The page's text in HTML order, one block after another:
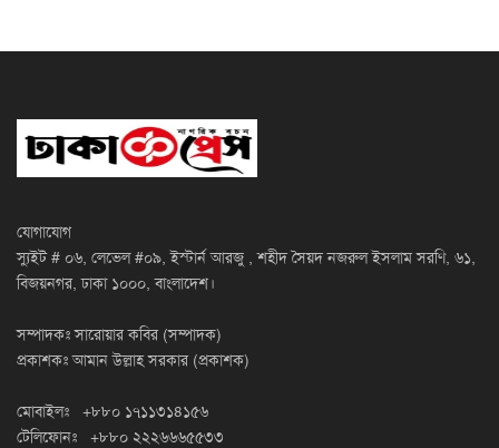
যোগাযোগ
স্যুইট # ০৬, লেভেল #০৯, ইস্টার্ন আরজু , শহীদ সৈয়দ নজরুল ইসলাম সরণি, ৬১,
বিজয়নগর, ঢাকা ১০০০, বাংলাদেশ।
সম্পাদকঃ সারোয়ার কবির (সম্পাদক)
প্রকাশকঃ আমান উল্লাহ সরকার (প্রকাশক)
মোবাইলঃ +৮৮০ ১৭১১৩১৪১৫৬
টেলিফোনঃ +৮৮০ ২২২৬৬৬৫৫৩৩